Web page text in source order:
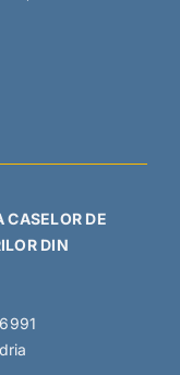
CASELOR DE
DIN